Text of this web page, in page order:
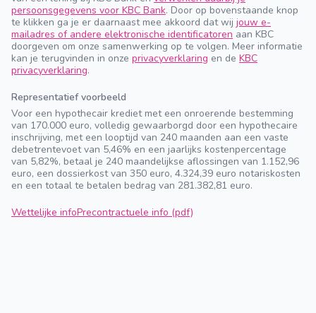
persoonsgegevens voor KBC Bank. Door op bovenstaande knop
te klikken ga je er daarnaast mee akkoord dat wij jouw e-
mailadres of andere elektronische identificatoren aan KBC
doorgeven om onze samenwerking op te volgen. Meer informatie
kan je terugvinden in onze privacyverklaring en de KBC
privacyverklaring.
Representatief voorbeeld
Voor een hypothecair krediet met een onroerende bestemming
van 170.000 euro, volledig gewaarborgd door een hypothecaire
inschrijving, met een looptijd van 240 maanden aan een vaste
debetrentevoet van 5,46% en een jaarlijks kostenpercentage
van 5,82%, betaal je 240 maandelijkse aflossingen van 1.152,96
euro, een dossierkost van 350 euro, 4.324,39 euro notariskosten
en een totaal te betalen bedrag van 281.382,81 euro.
Wettelijke infoPrecontractuele info (pdf)